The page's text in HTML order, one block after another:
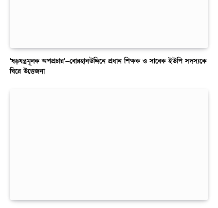
‘ষড়যন্ত্রমূলক অপপ্রচার’—বোরহানউদ্দিনে প্রধান শিক্ষক ও সাবেক ইউপি সদস্যকে
ঘিরে উত্তেজনা